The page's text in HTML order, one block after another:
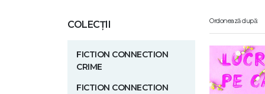
COLECȚII
FICTION CONNECTION
CRIME
FICTION CONNECTION
Ordonează după: